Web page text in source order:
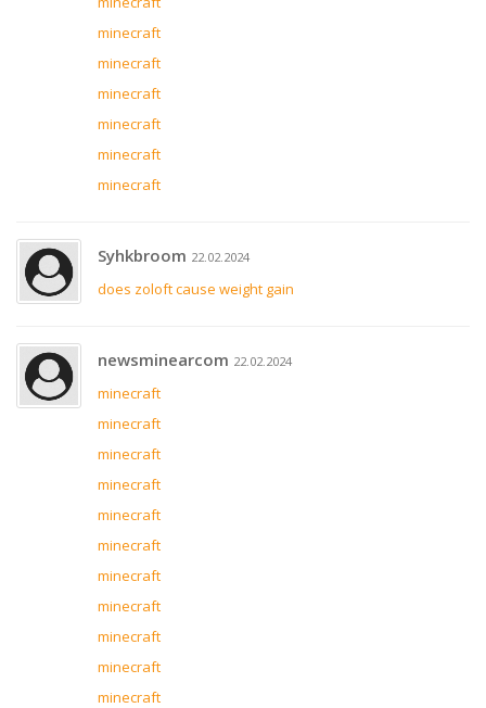
minecraft
minecraft
minecraft
minecraft
minecraft
minecraft
Syhkbroom 22.02.2024
does zoloft cause weight gain
newsminearcom 22.02.2024
minecraft
minecraft
minecraft
minecraft
minecraft
minecraft
minecraft
minecraft
minecraft
minecraft
minecraft